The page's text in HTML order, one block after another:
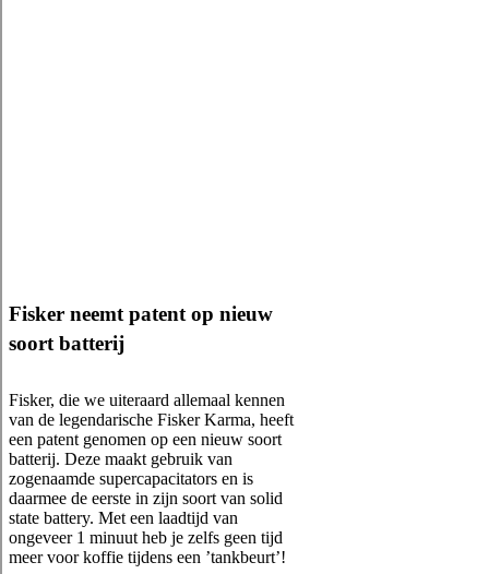
Fisker neemt patent op nieuw
soort batterij
Fisker, die we uiteraard allemaal kennen
van de legendarische Fisker Karma, heeft
een patent genomen op een nieuw soort
batterij. Deze maakt gebruik van
zogenaamde supercapacitators en is
daarmee de eerste in zijn soort van solid
state battery. Met een laadtijd van
ongeveer 1 minuut heb je zelfs geen tijd
meer voor koffie tijdens een ’tankbeurt’!